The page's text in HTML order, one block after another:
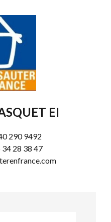
EI
290 9492
34 28 38 47